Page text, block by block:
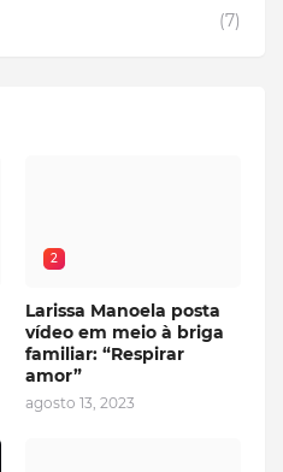
(7)
2
Larissa Manoela posta
vídeo em meio à briga
familiar: “Respirar
amor”
agosto 13, 2023